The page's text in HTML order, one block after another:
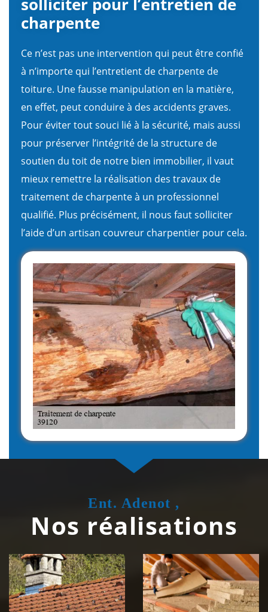
charpente
Ce n’est pas une intervention qui peut être confié
à n’importe qui l’entretient de charpente de
toiture. Une fausse manipulation en la matière,
en effet, peut conduire à des accidents graves.
Pour éviter tout souci lié à la sécurité, mais aussi
pour préserver l’intégrité de la structure de
soutien du toit de notre bien immobilier, il vaut
mieux remettre la réalisation des travaux de
traitement de charpente à un professionnel
qualifié. Plus précisément, il nous faut solliciter
l’aide d’un artisan couvreur charpentier pour cela.
Ent. Adenot ,
Nos réalisations
Couvreur
zingueur 39
Jura
Isolation de
toiture 39
Jura